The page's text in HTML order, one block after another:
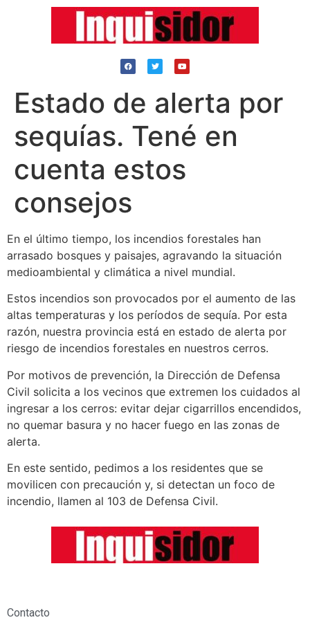
Estado de alerta por
sequías. Tené en
cuenta estos
consejos
En el último tiempo, los incendios forestales han
arrasado bosques y paisajes, agravando la situación
medioambiental y climática a nivel mundial.
Estos incendios son provocados por el aumento de las
altas temperaturas y los períodos de sequía. Por esta
razón, nuestra provincia está en estado de alerta por
riesgo de incendios forestales en nuestros cerros.
Por motivos de prevención, la Dirección de Defensa
Civil solicita a los vecinos que extremen los cuidados al
ingresar a los cerros: evitar dejar cigarrillos encendidos,
no quemar basura y no hacer fuego en las zonas de
alerta.
En este sentido, pedimos a los residentes que se
movilicen con precaución y, si detectan un foco de
incendio, llamen al 103 de Defensa Civil.
Contacto